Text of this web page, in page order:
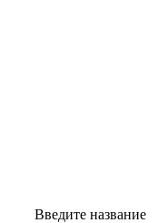
Введите название